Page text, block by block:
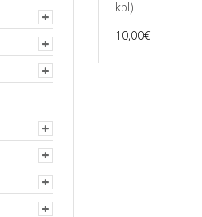
kpl)
10,00€